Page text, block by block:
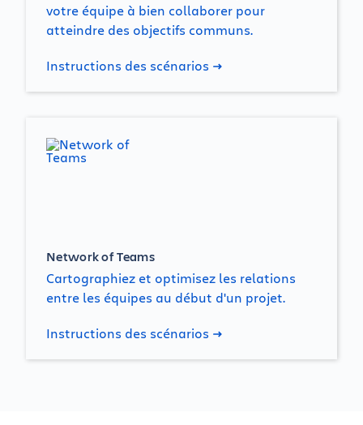
votre équipe à bien collaborer pour
atteindre des objectifs communs.
Instructions des scénarios
Network of Teams
Cartographiez et optimisez les relations
entre les équipes au début d'un projet.
Instructions des scénarios